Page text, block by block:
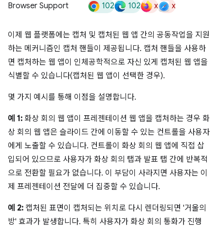
Browser Support 102 102 x x
이제 웹 플랫폼에는 캡처 및 캡처된 웹 앱 간의 공동작업을 지원
하는 메커니즘인 캡처 핸들이 제공됩니다. 캡처 핸들을 사용하
면 캡처하는 웹 앱이 인체공학적으로 자신 있게 캡처된 웹 앱을
식별할 수 있습니다(캡처된 웹 앱이 선택한 경우).
몇 가지 예시를 통해 이점을 설명합니다.
예 1: 화상 회의 웹 앱이 프레젠테이션 웹 앱을 캡처하는 경우 화
상 회의 웹 앱은 슬라이드 간에 이동할 수 있는 컨트롤을 사용자
에게 노출할 수 있습니다. 컨트롤이 화상 회의 웹 앱에 직접 삽
입되어 있으므로 사용자가 화상 회의 탭과 발표 탭 간에 반복적
으로 전환할 필요가 없습니다. 이 부담이 사라지면 사용자는 이
제 프레젠테이션 전달에 더 집중할 수 있습니다.
예 2: 캡처된 표면이 캡처되는 위치로 다시 렌더링되면 '거울의
방' 효과가 발생합니다. 특히 사용자가 화상 회의 통화가 진행